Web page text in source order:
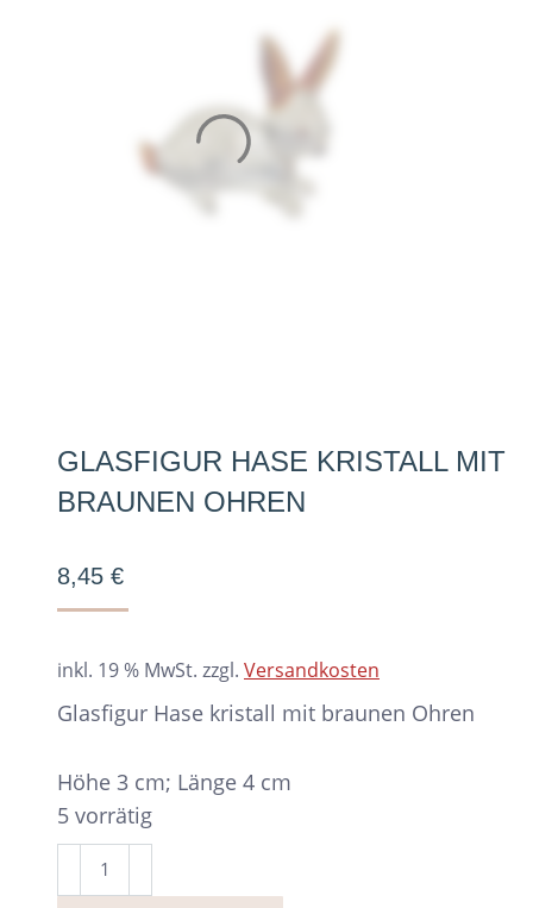
GLASFIGUR HASE KRISTALL MIT
BRAUNEN OHREN
8,45 €
inkl. 19 % MwSt. zzgl. Versandkosten
Glasfigur Hase kristall mit braunen Ohren
Höhe 3 cm; Länge 4 cm
5 vorrätig
Glasfigur
Hase